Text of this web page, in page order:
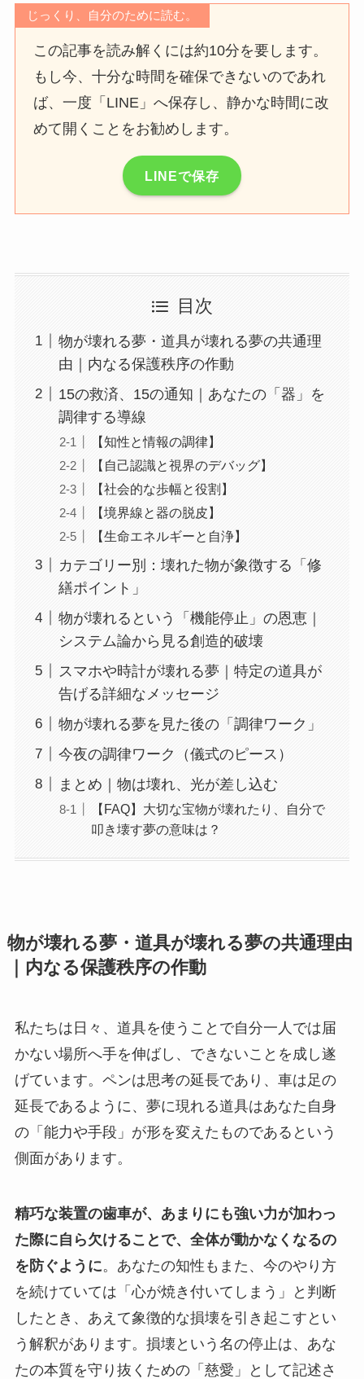
じっくり、自分のために読む。
この記事を読み解くには約10分を要します。
もし今、十分な時間を確保できないのであれ
ば、一度「LINE」へ保存し、静かな時間に改
めて開くことをお勧めします。
LINEで保存
目次
物が壊れる夢・道具が壊れる夢の共通理
由｜内なる保護秩序の作動
15の救済、15の通知｜あなたの「器」を
調律する導線
【知性と情報の調律】
【自己認識と視界のデバッグ】
【社会的な歩幅と役割】
【境界線と器の脱皮】
【生命エネルギーと自浄】
カテゴリー別：壊れた物が象徴する「修
繕ポイント」
物が壊れるという「機能停止」の恩恵｜
システム論から見る創造的破壊
スマホや時計が壊れる夢｜特定の道具が
告げる詳細なメッセージ
物が壊れる夢を見た後の「調律ワーク」
今夜の調律ワーク（儀式のピース）
まとめ｜物は壊れ、光が差し込む
【FAQ】大切な宝物が壊れたり、自分で
叩き壊す夢の意味は？
物が壊れる夢・道具が壊れる夢の共通理由
｜内なる保護秩序の作動
私たちは日々、道具を使うことで自分一人では届
かない場所へ手を伸ばし、できないことを成し遂
げています。ペンは思考の延長であり、車は足の
延長であるように、夢に現れる道具はあなた自身
の「能力や手段」が形を変えたものであるという
側面があります。
精巧な装置の歯車が、あまりにも強い力が加わっ
た際に自ら欠けることで、全体が動かなくなるの
を防ぐように。あなたの知性もまた、今のやり方
を続けていては「心が焼き付いてしまう」と判断
したとき、あえて象徴的な損壊を引き起こすとい
う解釈があります。損壊という名の停止は、あな
たの本質を守り抜くための「慈愛」として記述さ